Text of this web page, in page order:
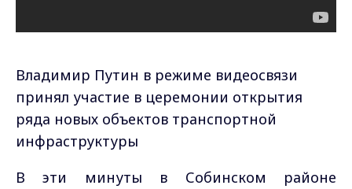
Владимир Путин в режиме видеосвязи
принял участие в церемонии открытия
ряда новых объектов транспортной
инфраструктуры
В эти минуты в Собинском районе